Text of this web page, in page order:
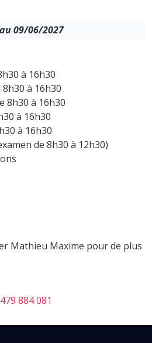
09/06/2027
à 16h30
à 16h30
8h30 à 16h30
à 16h30
à 16h30
de 8h30 à 12h30)
Mathieu Maxime pour de plus
884 081